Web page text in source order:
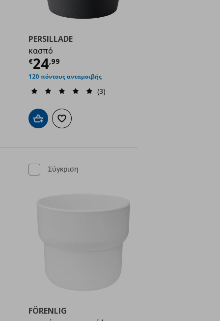
€ 4,99
PERSILLADE
κασπό
€24,99
Τρέχουσα τιμή
120 πόντους ανταμοιβής
(3)
Προσθήκη στο καλάθι
Προσθήκη στα αγαπημένα
Σύγκριση
FÖRENLIG